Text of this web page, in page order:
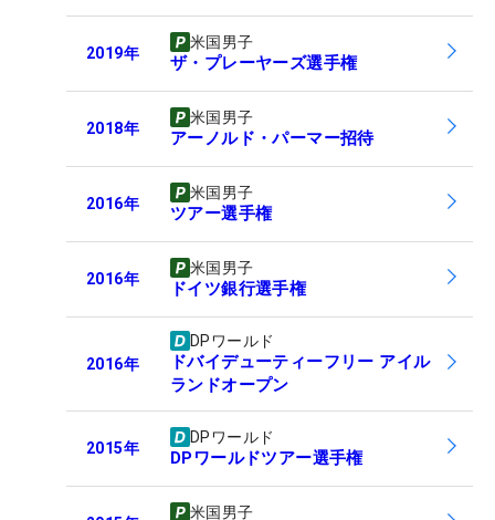
2019年
米国男子
ザ・プレーヤーズ選手権
2018年
米国男子
アーノルド・パーマー招待
2016年
米国男子
ツアー選手権
2016年
米国男子
ドイツ銀行選手権
2016年
DPワールド
ドバイデューティーフリー アイル
ランドオープン
2015年
DPワールド
DPワールドツアー選手権
米国男子